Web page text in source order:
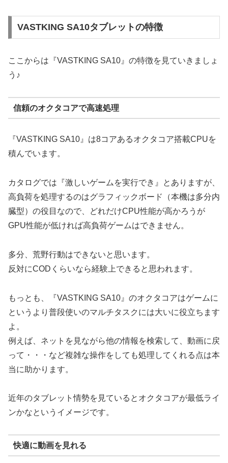
VASTKING SA10タブレットの特徴
ここからは『VASTKING SA10』の特徴を見ていきましょ
う♪
信頼のオクタコアで高速処理
『VASTKING SA10』は8コアあるオクタコア搭載CPUを
積んでいます。
カタログでは『激しいゲームを実行でき』とありますが、
高負荷を処理するのはグラフィックボード（本機は多分内
臓型）の役目なので、どれだけCPU性能が高かろうが
GPU性能が低ければ高負荷ゲームはできません。
多分、荒野行動はできないと思います。
反対にCODくらいなら経験上できると思われます。
もっとも、『VASTKING SA10』のオクタコアはゲームに
というより普段使いのマルチタスクには大いに役立ちます
よ。
例えば、ネットを見ながら他の情報を検索して、動画に戻
って・・・など複雑な操作をしても処理してくれる点は本
当に助かります。
近年のタブレット情勢を見ているとオクタコアが最低ライ
ンかなというイメージです。
快適に動画を見れる